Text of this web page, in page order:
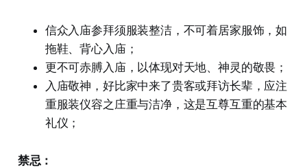
信众入庙参拜须服装整洁，不可着居家服饰，如
拖鞋、背心入庙；
更不可赤膊入庙，以体现对天地、神灵的敬畏；
入庙敬神，好比家中来了贵客或拜访长辈，应注
重服装仪容之庄重与洁净，这是互尊互重的基本
礼仪；
禁忌：